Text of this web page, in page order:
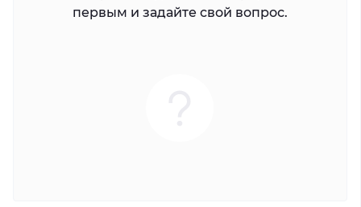
первым и задайте свой вопрос.